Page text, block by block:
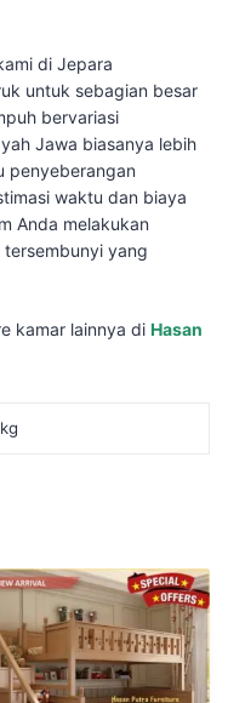
di Jepara
untuk sebagian besar
bervariasi
Jawa biasanya lebih
penyeberangan
waktu dan biaya
Anda melakukan
yang
kamar lainnya di Hasan